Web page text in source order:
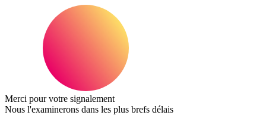
Merci pour votre signalement
Nous l'examinerons dans les plus brefs délais